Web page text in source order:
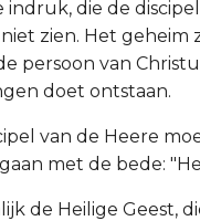
indruk, die de
zien. Het geheim
persoon van
doet ontstaan.
van de Heere
met de bede:
de Heilige Geest,